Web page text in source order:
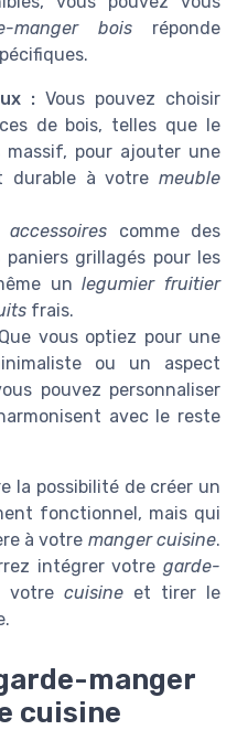
manger bois réponde
: Vous pouvez choisir
de bois, telles que le
pour ajouter une
à votremeuble
accessoires comme des
grillagés pour les
unlegumier fruitier
frais.
vous optiez pour une
ou un aspect
pouvez personnaliser
avec le reste
la possibilité de créer un
fonctionnel, mais qui
à votre manger cuisine.
intégrer votre garde-
votre cuisineet tirer le
manger
cuisine